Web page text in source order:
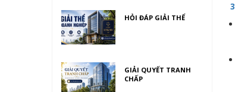
HỎI ĐÁP GIẢI THỂ
GIẢI QUYẾT TRANH
CHẤP
3